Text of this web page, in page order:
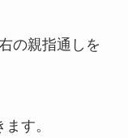
の親指通しを
す。